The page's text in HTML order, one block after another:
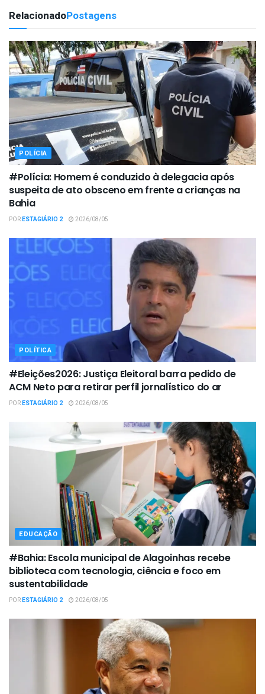
RelacionadoPostagens
POLÍCIA
#Polícia: Homem é conduzido à delegacia após
suspeita de ato obsceno em frente a crianças na
Bahia
PORESTAGIÁRIO 2 2026/08/05
POLÍTICA
#Eleições2026: Justiça Eleitoral barra pedido de
ACM Neto para retirar perfil jornalístico do ar
PORESTAGIÁRIO 2 2026/08/05
EDUCAÇÃO
#Bahia: Escola municipal de Alagoinhas recebe
biblioteca com tecnologia, ciência e foco em
sustentabilidade
PORESTAGIÁRIO 2 2026/08/05